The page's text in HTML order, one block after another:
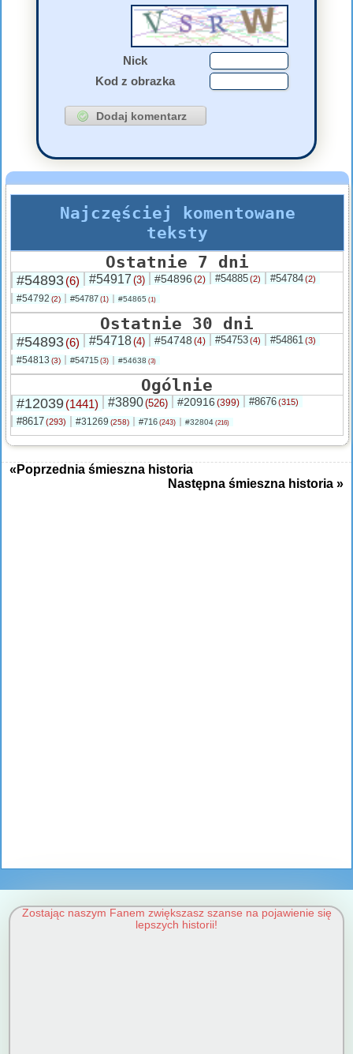
Nick
Kod z obrazka
Najczęściej komentowane
teksty
Ostatnie 7 dni
#54893(6) #54917 (3) #54896 (2) #54885(2) #54784(2)
#54792 (2) #54787 (1) #54865 (1)
Ostatnie 30 dni
#54893(6) #54718(4) #54748 (4) #54753(4) #54861(3)
#54813 (3) #54715 (3) #54638 (3)
Ogólnie
#12039(1441) #3890(526) #20916 (399) #8676(315)
#8617(293) #31269 (258) #716 (243) #32804 (216)
«Poprzednia śmieszna historia
Następna śmieszna historia »
Zostając naszym Fanem zwiększasz szanse na pojawienie się
lepszych historii!